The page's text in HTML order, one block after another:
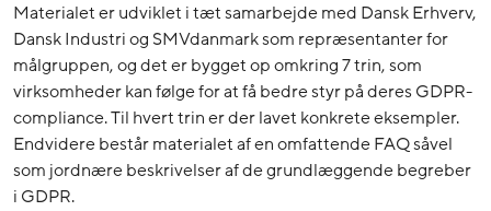
Materialet er udviklet i tæt samarbejde med Dansk Erhverv,
Dansk Industri og SMVdanmark som repræsentanter for
målgruppen, og det er bygget op omkring 7 trin, som
virksomheder kan følge for at få bedre styr på deres GDPR-
compliance. Til hvert trin er der lavet konkrete eksempler.
Endvidere består materialet af en omfattende FAQ såvel
som jordnære beskrivelser af de grundlæggende begreber
i GDPR.